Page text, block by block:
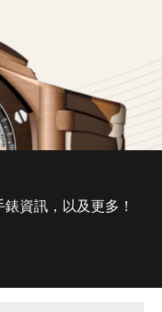
資訊，以及更多！